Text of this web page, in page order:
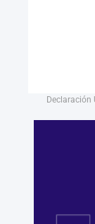
Declaración